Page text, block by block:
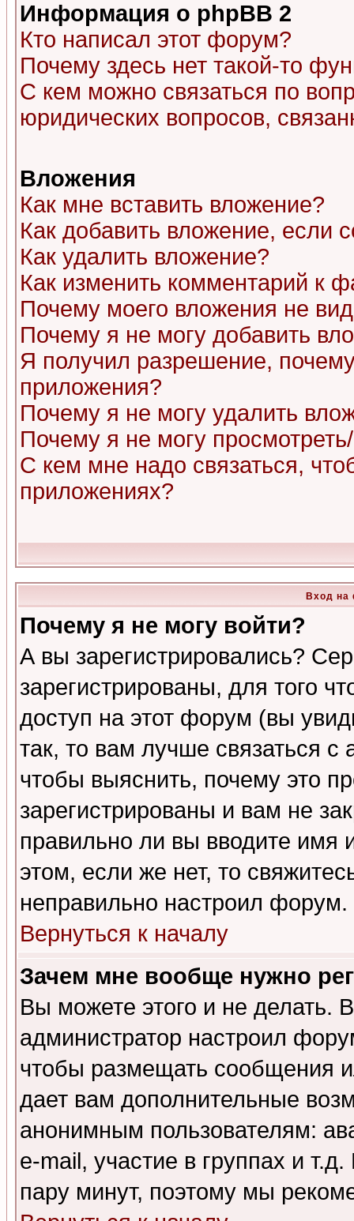
Информация о phpBB 2
Кто написал этот форум?
Почему здесь нет такой-то
С кем можно связаться по
юридических вопросов,
Вложения
Как мне вставить вложение?
Как добавить вложение, если
Как удалить вложение?
Как изменить комментарий к
Почему моего вложения не
Почему я не могу добавить
Я получил разрешение,
приложения?
Почему я не могу удалить
Почему я не могу
С кем мне надо связаться,
приложениях?
Вход на
Почему я не могу войти?
А вы зарегистрировались?
зарегистрированы, для того
доступ на этот форум (вы
так, то вам лучше связаться
чтобы выяснить, почему это
зарегистрированы и вам не
правильно ли вы вводите
этом, если же нет, то
неправильно настроил форум.
Вернуться к началу
Зачем мне вообще нужно
Вы можете этого и не делать.
администратор настроил
чтобы размещать сообщения
дает вам дополнительные
анонимным пользователям:
e-mail, участие в группах и
пару минут, поэтому мы